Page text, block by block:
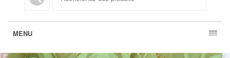
MENU